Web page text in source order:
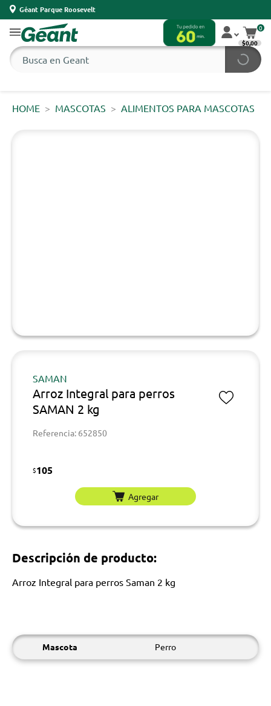
Géant Parque Roosevelt
0
$0,00
HOME MASCOTAS ALIMENTOS PARA MASCOTAS
SAMAN
Arroz Integral para perros
SAMAN 2 kg
Referencia: 652850
$105
Agregar
Descripción de producto:
Arroz Integral para perros Saman 2 kg
Mascota Perro